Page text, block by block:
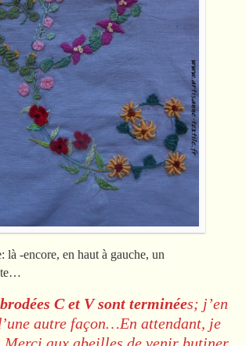
là -encore, en haut à gauche, un
C et V sont terminées; j’en
autre façon…En attendant, je
Merci aux abeilles de venir butiner